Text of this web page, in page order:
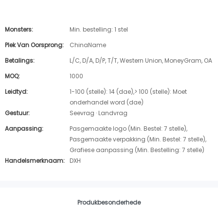
Monsters:
Min. bestelling: 1 stel
Plek Van Oorsprong:
ChinaName
Betalings:
L/C, D/A, D/P, T/T, Western Union, MoneyGram, OA
MOQ:
1000
Leidtyd:
1-100 (stelle): 14 (dae),> 100 (stelle): Moet
onderhandel word (dae)
Gestuur:
Seevrag · Landvrag
Aanpassing:
Pasgemaakte logo (Min. Bestel: 7 stelle),
Pasgemaakte verpakking (Min. Bestel: 7 stelle),
Grafiese aanpassing (Min. Bestelling: 7 stelle)
Handelsmerknaam:
DXH
Produkbesonderhede